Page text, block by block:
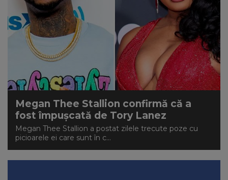
Megan Thee Stallion confirmă că a
fost împușcată de Tory Lanez
Megan Thee Stallion a postat zilele trecute poze cu
picioarele ei care sunt în c...